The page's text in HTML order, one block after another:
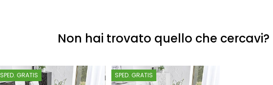
Non hai trovato quello che cercavi?
SPED. GRATIS SPED. GRATIS